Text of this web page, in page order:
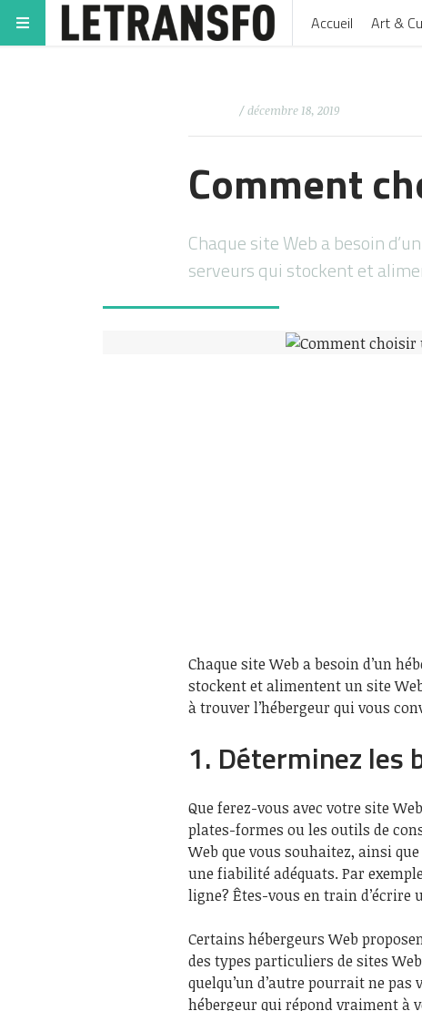
Accueil Art &
/ décembre 18, 2019
Comment
Chaque site Web a besoin
serveurs qui stockent et
Chaque site Web a besoin d’un
stockent et alimentent un site
à trouver l’hébergeur qui vous
1. Déterminez les
Que ferez-vous avec votre site
plates-formes ou les outils de
Web que vous souhaitez, ainsi
une fiabilité adéquats. Par
ligne? Êtes-vous en train d’écrire
Certains hébergeurs Web
des types particuliers de sites
quelqu’un d’autre pourrait ne
hébergeur qui répond vraiment à